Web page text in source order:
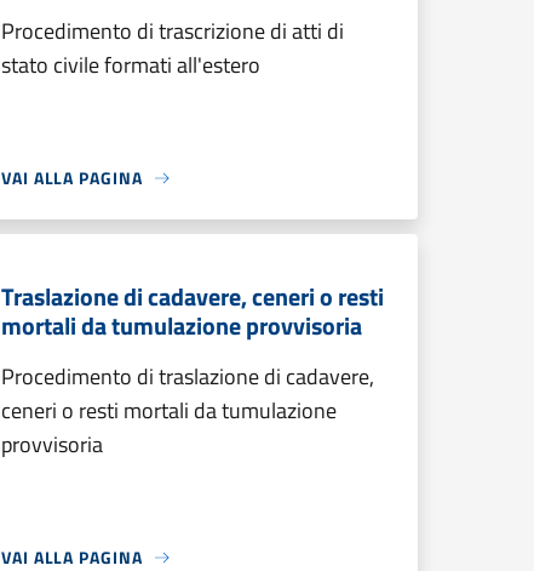
Procedimento di trascrizione di atti di
stato civile formati all'estero
VAI ALLA PAGINA
Traslazione di cadavere, ceneri o resti
mortali da tumulazione provvisoria
Procedimento di traslazione di cadavere,
ceneri o resti mortali da tumulazione
provvisoria
VAI ALLA PAGINA